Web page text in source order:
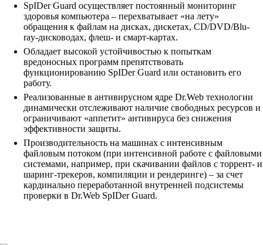
SpIDer Guard осуществляет постоянный мониторинг
здоровья компьютера – перехватывает «на лету»
обращения к файлам на дисках, дискетах, CD/DVD/Blu-
ray-дисководах, флеш- и смарт-картах.
Обладает высокой устойчивостью к попыткам
вредоносных программ препятствовать
функционированию SpIDer Guard или остановить его
работу.
Реализованные в антивирусном ядре Dr.Web технологии
динамически отслеживают наличие свободных ресурсов и
ограничивают «аппетит» антивируса без снижения
эффективности защиты.
Производительность на машинах с интенсивным
файловым потоком (при интенсивной работе с файловыми
системами, например, при скачивании файлов с торрент- и
шаринг-трекеров, компиляции и рендеринге) – за счет
кардинально переработанной внутренней подсистемы
проверки в Dr.Web SpIDer Guard.